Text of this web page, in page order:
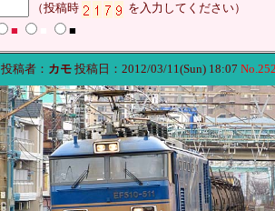
（投稿時
を入力してください）
■ ■
投稿者： カモ投稿日：2012/03/11(Sun) 18:07